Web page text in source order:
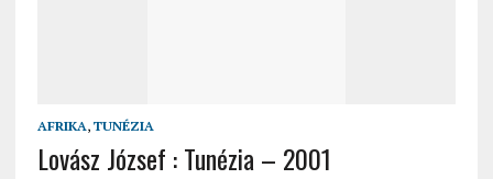
AFRIKA, TUNÉZIA
Lovász József : Tunézia – 2001